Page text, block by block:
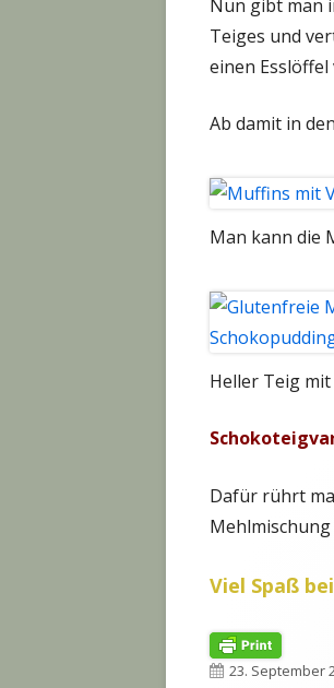
Nun gibt man
Teiges und
einen Esslöffel
Ab damit in
Man kann die
Heller Teig
Dafür rührt
Viel Spaß
Veröffentlicht
23. September